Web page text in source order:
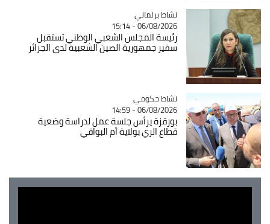
Catégorie
نشاط برلماني
06/08/2026 - 15:14
رئيسة المجلس الشعبي الوطني تستقبل
سفير جمهورية الصين الشعبية لدى الجزائر
Catégorie
نشاط حكومي
06/08/2026 - 14:59
بوزقزة يرأس جلسة عمل لدراسة وضعية
قطاع الري بولاية أم البواقي